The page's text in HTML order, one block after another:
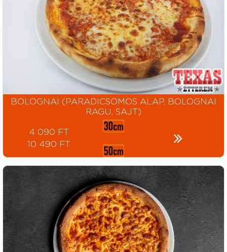
BOLOGNAI (PARADICSOMOS ALAP, BOLOGNAI
RAGU, SAJT)
4 090 FT
10 490 FT